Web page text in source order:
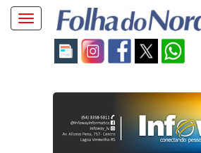
Toggle
navigation